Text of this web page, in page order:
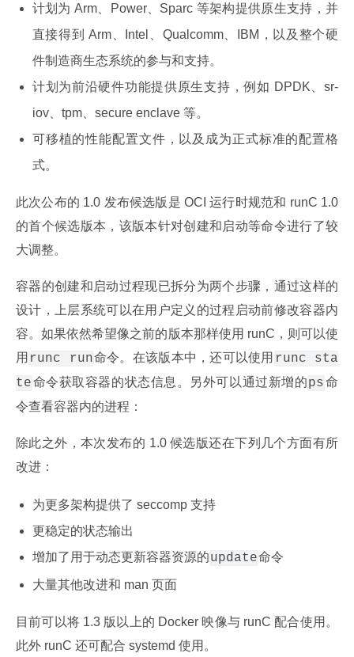
计划为 Arm、Power、Sparc 等架构提供原生支持，并
直接得到 Arm、Intel、Qualcomm、IBM，以及整个硬
件制造商生态系统的参与和支持。
计划为前沿硬件功能提供原生支持，例如 DPDK、sr-
iov、tpm、secure enclave 等。
可移植的性能配置文件，以及成为正式标准的配置格
式。
此次公布的 1.0 发布候选版是 OCI 运行时规范和 runC 1.0
的首个候选版本，该版本针对创建和启动等命令进行了较
大调整。
容器的创建和启动过程现已拆分为两个步骤，通过这样的
设计，上层系统可以在用户定义的过程启动前修改容器内
容。如果依然希望像之前的版本那样使用 runC，则可以使
用 runc run命令。在该版本中，还可以使用 runc sta
te命令获取容器的状态信息。另外可以通过新增的ps命
令查看容器内的进程：
除此之外，本次发布的 1.0 候选版还在下列几个方面有所
改进：
为更多架构提供了 seccomp 支持
更稳定的状态输出
增加了用于动态更新容器资源的update命令
大量其他改进和 man 页面
目前可以将 1.3 版以上的 Docker 映像与 runC 配合使用。
此外 runC 还可配合 systemd 使用。